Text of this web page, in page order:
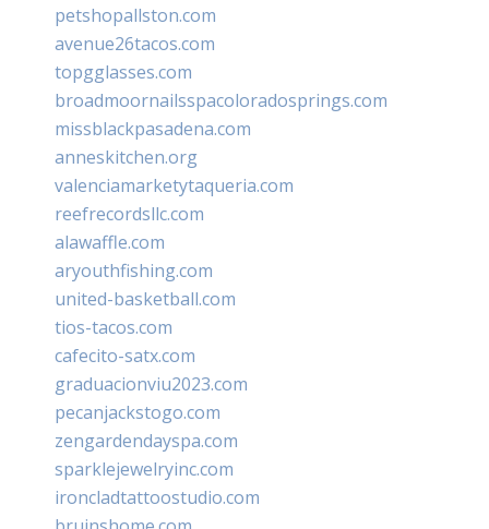
petshopallston.com
avenue26tacos.com
topgglasses.com
broadmoornailsspacoloradosprings.com
missblackpasadena.com
anneskitchen.org
valenciamarketytaqueria.com
reefrecordsllc.com
alawaffle.com
aryouthfishing.com
united-basketball.com
tios-tacos.com
cafecito-satx.com
graduacionviu2023.com
pecanjackstogo.com
zengardendayspa.com
sparklejewelryinc.com
ironcladtattoostudio.com